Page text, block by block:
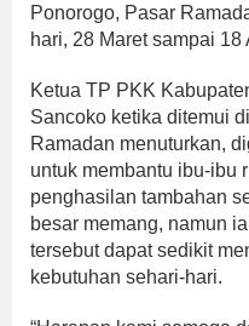
Ponorogo, Pasar
hari, 28 Maret sampai 18
Ketua TP PKK
Sancoko ketika ditemui
Ramadan menuturkan,
untuk membantu ibu-ibu
penghasilan tambahan
besar memang, namun
tersebut dapat sedikit
kebutuhan sehari-hari.